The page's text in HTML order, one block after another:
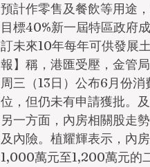
預計作零售及餐飲等用途
目標40%新一屆特區政府
訂未來10年每年可供發展
報】稱，港匯受壓，金管
周三（13日）公布6月份
位，但仍未有申請獲批。
另一方面，內房相關股走
及內險。植耀輝表示，內
1,000萬元至1,200萬元的